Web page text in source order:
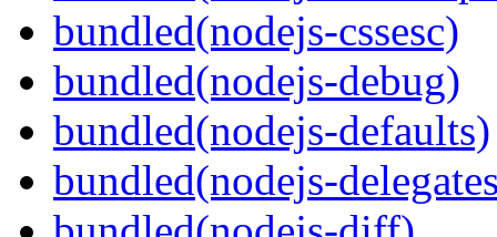
bundled(nodejs-cssesc)
bundled(nodejs-debug)
bundled(nodejs-defaults)
bundled(nodejs-